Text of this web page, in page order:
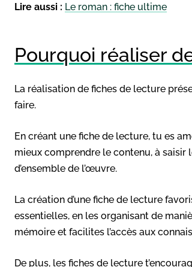
Lire aussi : Le roman : fiche ultime
Pourquoi réaliser
La réalisation de fiches de lecture
faire.
En créant une fiche de lecture, tu es
mieux comprendre le contenu, à
d’ensemble de l’œuvre.
La création d’une fiche de lecture
essentielles, en les organisant de
mémoire et facilites l’accès aux
De plus, les fiches de lecture